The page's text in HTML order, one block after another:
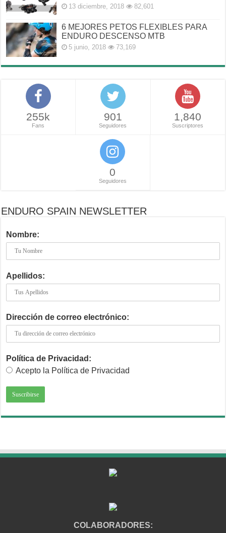
13 diciembre, 2018 82,601
6 MEJORES PETOS FLEXIBLES PARA
ENDURO DESCENSO MTB
5 junio, 2018 73,169
255k
Fans
901
Seguidores
1,840
Suscriptores
0
Seguidores
ENDURO SPAIN NEWSLETTER
Nombre:
Apellidos:
Dirección de correo electrónico:
Política de Privacidad:
Acepto la Política de Privacidad
COLABORADORES: